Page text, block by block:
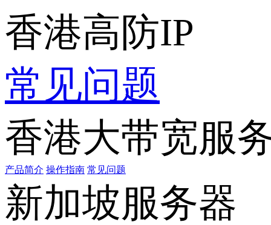
香港高防IP
常见问题
香港大带宽服
产品简介 操作指南 常见问题
新加坡服务器